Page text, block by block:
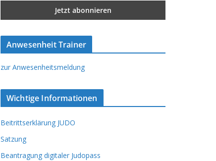
Anwesenheit Trainer
zur Anwesenheitsmeldung
Wichtige Informationen
Beitrittserklärung JUDO
Satzung
Beantragung digitaler Judopass